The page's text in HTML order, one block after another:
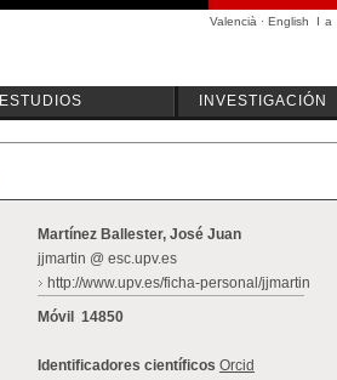
Valencià · English I a
ESTUDIOS INVESTIGACIÓN
Martínez Ballester, José Juan
jjmartin @ esc.upv.es
http://www.upv.es/ficha-personal/jjmartin
Móvil 14850
Identificadores científicos Orcid